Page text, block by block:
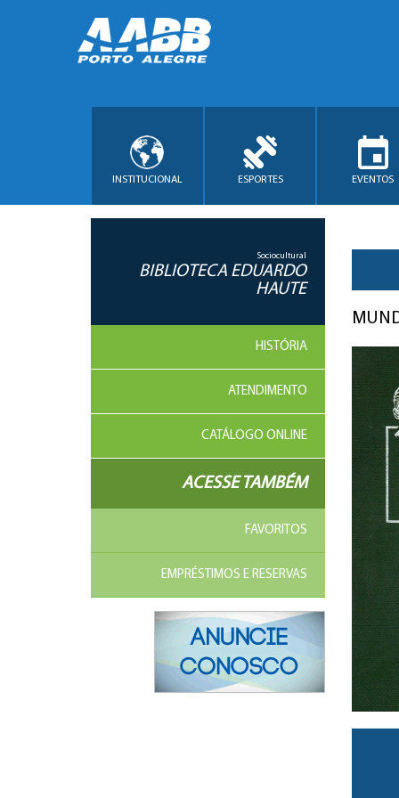
INSTITUCIONAL ESPORTES EVENTOS
Sociocultural
BIBLIOTECA EDUARDO
HAUTE
HISTÓRIA
ATENDIMENTO
CATÁLOGO ONLINE
ACESSE TAMBÉM
FAVORITOS
EMPRÉSTIMOS E RESERVAS